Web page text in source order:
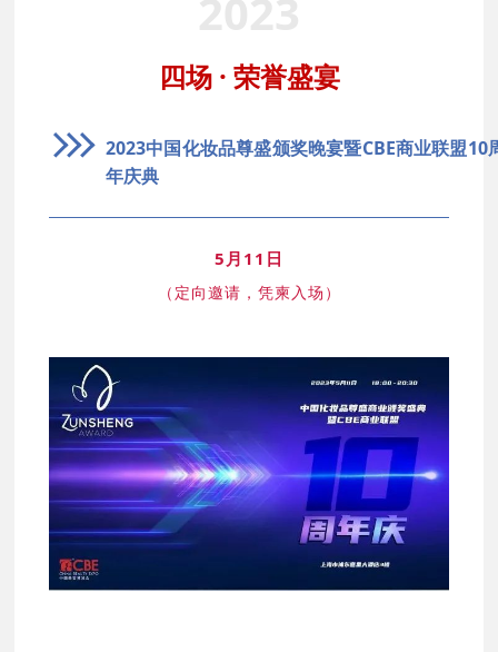
四场 · 荣誉盛宴
2023中国化妆品尊盛颁奖晚宴暨CBE商业联盟10
年庆典
5月11日
（定向邀请，凭柬入场）